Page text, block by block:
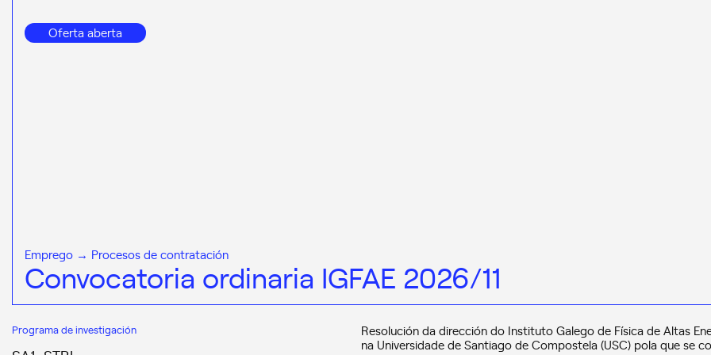
Oferta aberta
Emprego → Procesos de contratación
Convocatoria ordinaria IGFAE 2026/11
Programa de investigación
Resolución da dirección do Instituto Galego de Física de Altas
na Universidade de Santiago de Compostela (USC) pola que se